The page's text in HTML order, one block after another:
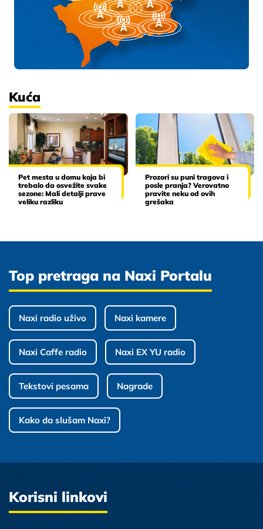
Kuća
Pet mesta u domu koja bi
trebalo da osvežite svake
sezone: Mali detalji prave
veliku razliku
Prozori su puni tragova i
posle pranja? Verovatno
pravite neku od ovih
grešaka
Top pretraga na Naxi Portalu
Naxi radio uživo Naxi kamere
Naxi Caffe radio Naxi EX YU radio
Tekstovi pesama Nagrade
Kako da slušam Naxi?
Korisni linkovi